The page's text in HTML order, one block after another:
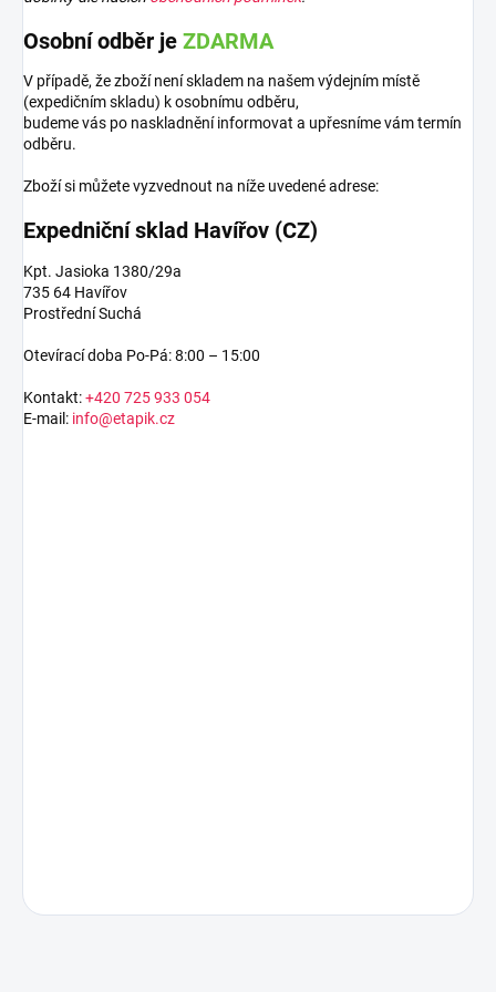
Osobní odběr je ZDARMA
V případě, že zboží není skladem na našem výdejním místě
(expedičním skladu) k osobnímu odběru,
budeme vás po naskladnění informovat a upřesníme vám termín
odběru.
Zboží si můžete vyzvednout na níže uvedené adrese:
Expedniční sklad Havířov (CZ)
Kpt. Jasioka 1380/29a
735 64 Havířov
Prostřední Suchá
Otevírací doba Po-Pá: 8:00 – 15:00
Kontakt:+420 725 933 054
E-mail: info@etapik.cz